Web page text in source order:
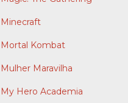
Minecraft
Mortal Kombat
Mulher Maravilha
My Hero Academia